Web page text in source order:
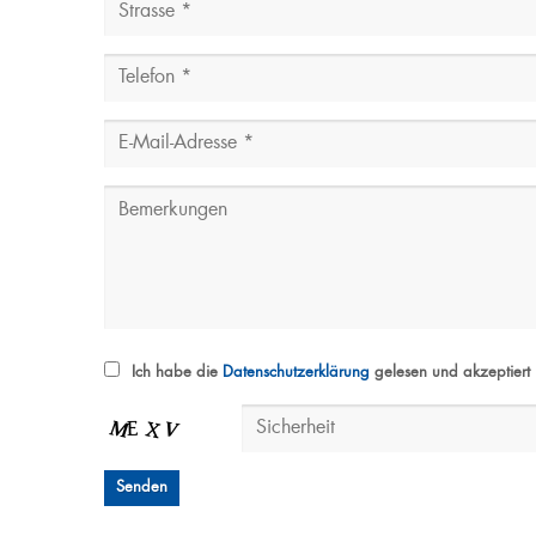
Ich habe die Datenschutzerklärung gelesen und akzeptiert